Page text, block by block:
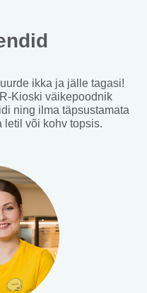
ikka ja jälle tagasi!
Kioski väikepoodnik
ning ilma täpsustamata
letil või kohv topsis.